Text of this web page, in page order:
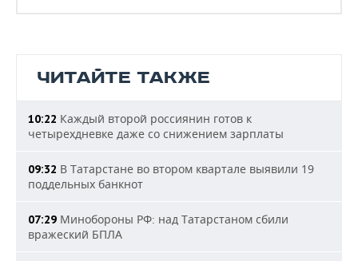
ЧИТАЙТЕ ТАКЖЕ
10:22 Каждый второй россиянин готов к
четырехдневке даже со снижением зарплаты
09:32 В Татарстане во втором квартале выявили 19
поддельных банкнот
07:29 Минобороны РФ: над Татарстаном сбили
вражеский БПЛА